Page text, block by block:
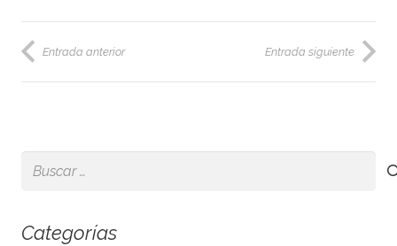
Entrada anterior Entrada siguiente
Buscar:
Categorías